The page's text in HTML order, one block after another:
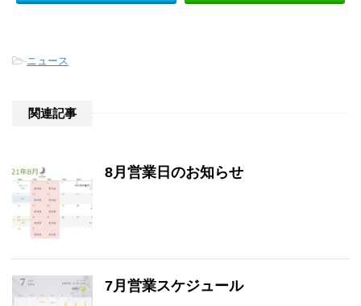
-ニュース
関連記事
8月営業日のお知らせ
7月営業スケジュール